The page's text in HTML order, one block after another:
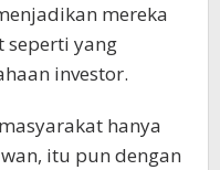
mereka
seperti yang
investor.
hanya
itu pun dengan